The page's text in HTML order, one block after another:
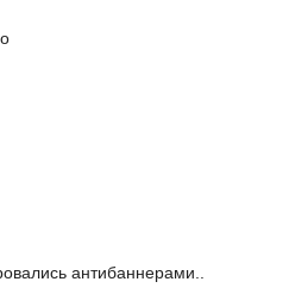
антибаннерами..